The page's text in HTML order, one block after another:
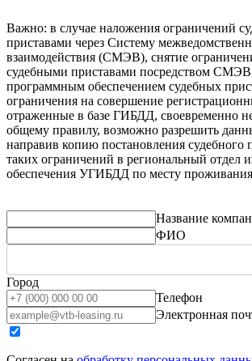
Важно: в случае наложения ограничений
приставами через Систему
взаимодействия (СМЭВ), снятие
судебными приставами посредством
программным обеспечением судебных
ограничения на совершение
отраженные в базе ГИБДД, своевременно
общему правилу, возможно разрешить
направив копию постановления судебного
таких ограничений в региональный отдел
обеспечения УГИБДД по месту
Название
ФИО
Город
Телефон
Электронная